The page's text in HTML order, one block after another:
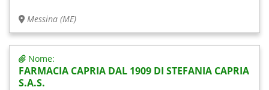
Messina (ME)
Nome:
FARMACIA CAPRIA DAL 1909 DI STEFANIA CAPRIA
S.A.S.